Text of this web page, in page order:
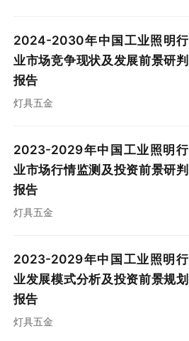
2024-2030年中国工业照明行
业市场竞争现状及发展前景研判
报告
灯具五金
2023-2029年中国工业照明行
业市场行情监测及投资前景研判
报告
灯具五金
2023-2029年中国工业照明行
业发展模式分析及投资前景规划
报告
灯具五金